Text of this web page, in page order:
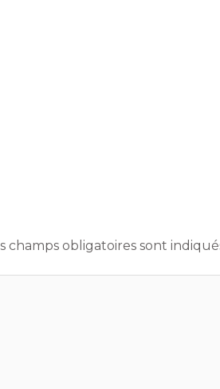
champs obligatoires sont